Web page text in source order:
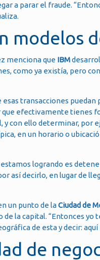
a parar el fraude.
modelos
menciona que IBM
como ya existía, pero
esas transacciones
que efectivamente tienes
con ello determinar, por
en un horario o
logrando es
así decirlo, en lugar de
un punto de laCiudad de
de la capital. “Entonces
de esta y decir: aquí
de